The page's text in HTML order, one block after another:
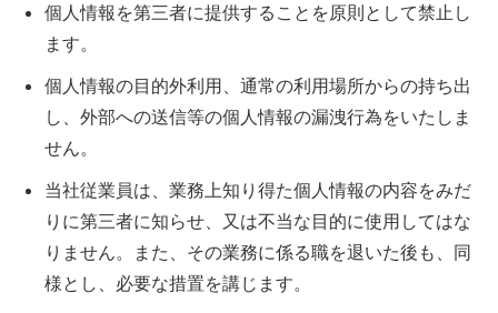
個人情報を第三者に提供することを原則として禁止し
ます。
個人情報の目的外利用、通常の利用場所からの持ち出
し、外部への送信等の個人情報の漏洩行為をいたしま
せん。
当社従業員は、業務上知り得た個人情報の内容をみだ
りに第三者に知らせ、又は不当な目的に使用してはな
りません。また、その業務に係る職を退いた後も、同
様とし、必要な措置を講じます。